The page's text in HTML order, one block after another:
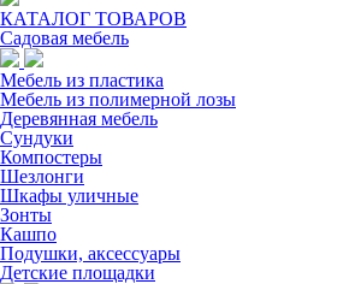
КАТАЛОГ ТОВАРОВ
Садовая мебель
Мебель из пластика
Мебель из полимерной лозы
Деревянная мебель
Сундуки
Компостеры
Шезлонги
Шкафы уличные
Зонты
Кашпо
Подушки, аксессуары
Детские площадки